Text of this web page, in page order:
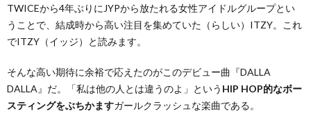
TWICEから4年ぶりにJYPから放たれる女性アイドルグループとい
うことで、結成時から高い注目を集めていた（らしい）ITZY。これ
でITZY（イッジ）と読みます。
そんな高い期待に余裕で応えたのがこのデビュー曲『DALLA
DALLA』だ。「私は他の人とは違うのよ」という HIP HOP的なボー
スティングをぶちかますガールクラッシュな楽曲である。